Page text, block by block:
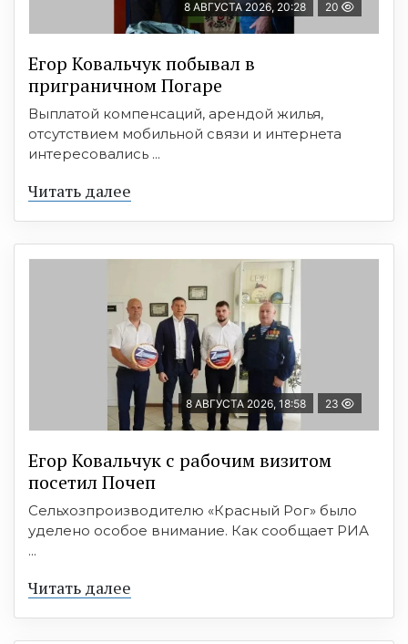
8 АВГУСТА 2026, 20:28 20
Егор Ковальчук побывал в
приграничном Погаре
Выплатой компенсаций, арендой жилья,
отсутствием мобильной связи и интернета
интересовались ...
Читать далее
8 АВГУСТА 2026, 18:58 23
Егор Ковальчук с рабочим визитом
посетил Почеп
Сельхозпроизводителю «Красный Рог» было
уделено особое внимание. Как сообщает РИА
...
Читать далее